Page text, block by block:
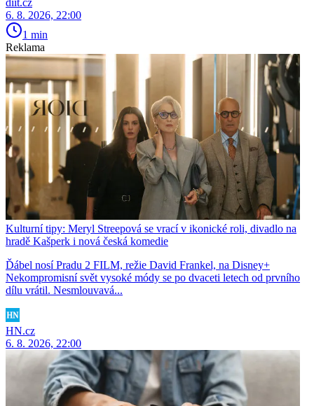
diit.cz
6. 8. 2026, 22:00
1 min
Reklama
Kulturní tipy: Meryl Streepová se vrací v ikonické roli, divadlo na
hradě Kašperk i nová česká komedie
Ďábel nosí Pradu 2 FILM, režie David Frankel, na Disney+
Nekompromisní svět vysoké módy se po dvaceti letech od prvního
dílu vrátil. Nesmlouvavá...
HN.cz
6. 8. 2026, 22:00